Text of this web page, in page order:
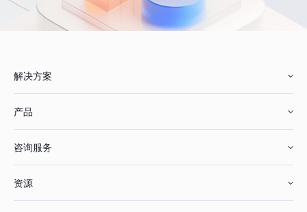
解决方案
鞋服行业
产品
咨询服务
资源